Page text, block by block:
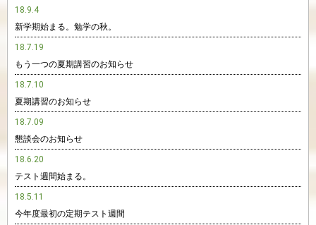
18.9.4
新学期始まる。勉学の秋。
18.7.19
もう一つの夏期講習のお知らせ
18.7.10
夏期講習のお知らせ
18.7.09
懇談会のお知らせ
18.6.20
テスト週間始まる。
18.5.11
今年度最初の定期テスト週間